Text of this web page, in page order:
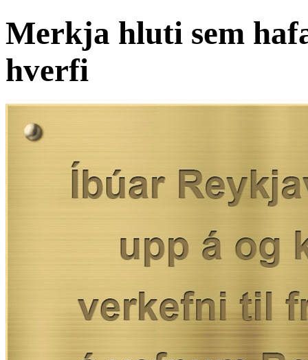
Merkja hluti sem
hverfi